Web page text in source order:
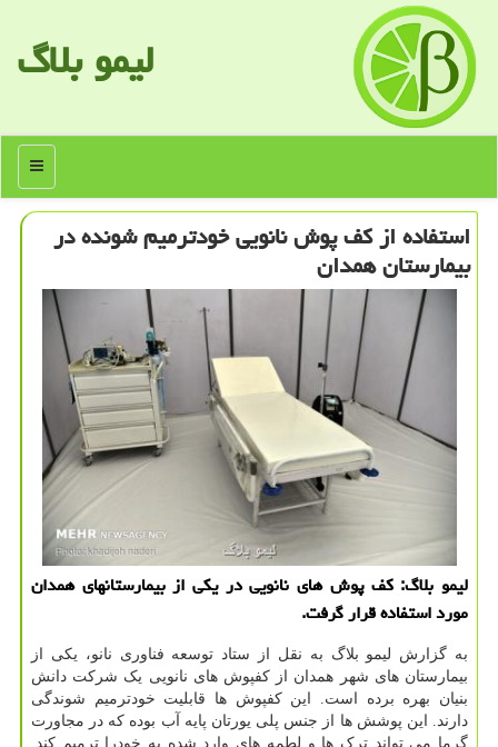
لیمو بلاگ
منو
استفاده از كف پوش نانویی خودترمیم شونده در
بیمارستان همدان
لیمو بلاگ: کف پوش های نانویی در یکی از بیمارستانهای همدان
مورد استفاده قرار گرفت.
به گزارش لیمو بلاگ به نقل از ستاد توسعه فناوری نانو، یکی از
بیمارستان های شهر همدان از کفپوش های نانویی یک شرکت دانش
بنیان بهره برده است. این کفپوش ها قابلیت خودترمیم شوندگی
دارند. این پوشش ها از جنس پلی یورتان پایه آب بوده که در مجاورت
گرما می تواند ترک ها و لطمه های وارد شده به خودرا ترمیم کند.